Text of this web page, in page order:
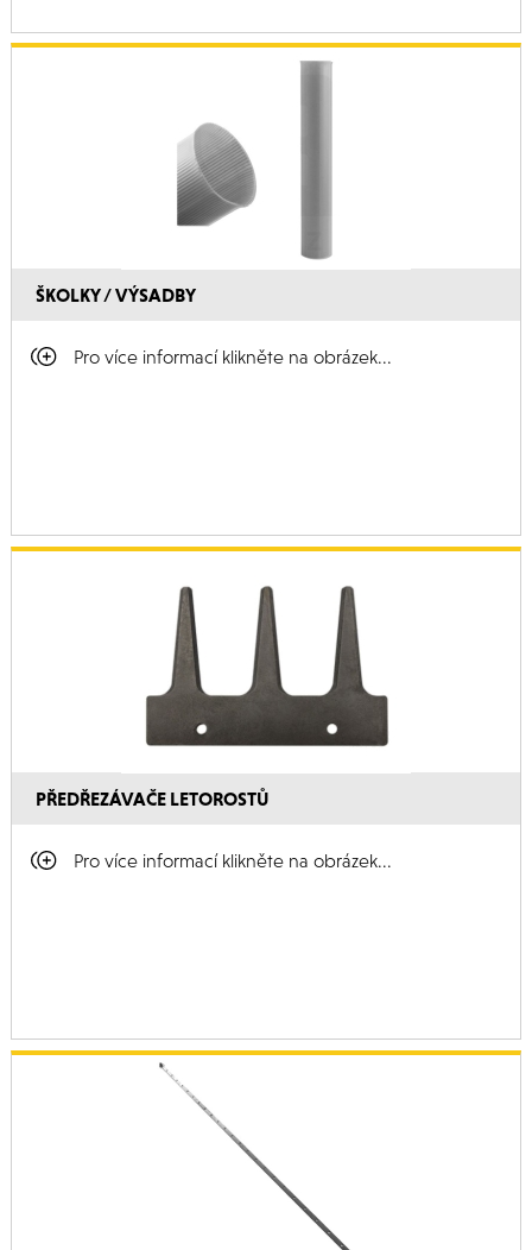
ŠKOLKY / VÝSADBY
Pro více informací klikněte na obrázek...
PŘEDŘEZÁVAČE LETOROSTŮ
Pro více informací klikněte na obrázek...